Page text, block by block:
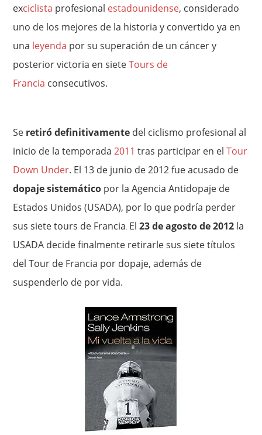
exciclista profesional estadounidense, considerado
uno de los mejores de la historia y convertido ya en
una leyenda por su superación de un cáncer y
posterior victoria en sieteTours de
Francia consecutivos.
Se retiró definitivamente del ciclismo profesional al
inicio de la temporada2011 tras participar en elTour
Down Under. El 13 de junio de 2012 fue acusado de
dopaje sistemático por la Agencia Antidopaje de
Estados Unidos (USADA), por lo que podría perder
sus siete tours de Francia. El23 de agosto de 2012 la
USADA decide finalmente retirarle sus siete títulos
del Tour de Francia por dopaje, además de
suspenderlo de por vida.